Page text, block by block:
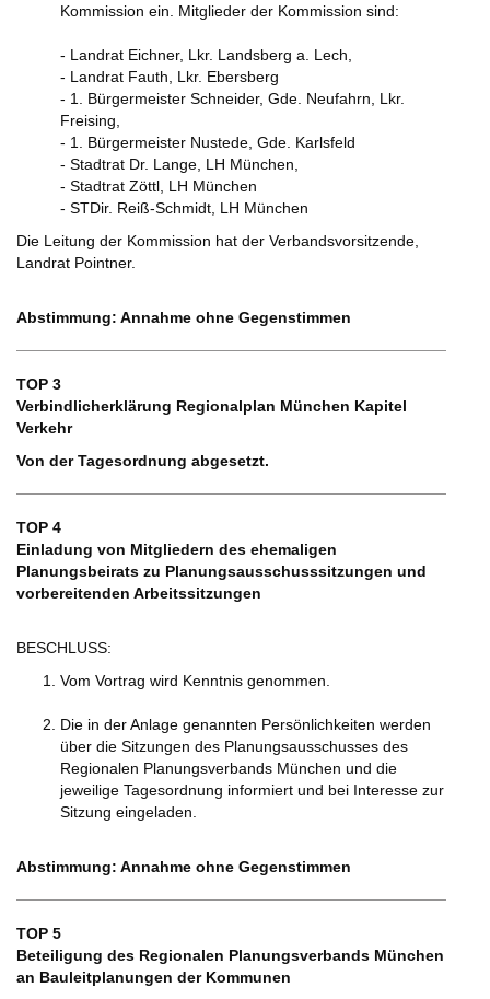
Kommission ein. Mitglieder der Kommission sind:
- Landrat Eichner, Lkr. Landsberg a. Lech,
- Landrat Fauth, Lkr. Ebersberg
- 1. Bürgermeister Schneider, Gde. Neufahrn, Lkr.
Freising,
- 1. Bürgermeister Nustede, Gde. Karlsfeld
- Stadtrat Dr. Lange, LH München,
- Stadtrat Zöttl, LH München
- STDir. Reiß-Schmidt, LH München
Die Leitung der Kommission hat der Verbandsvorsitzende,
Landrat Pointner.
Abstimmung: Annahme ohne Gegenstimmen
TOP 3
Verbindlicherklärung Regionalplan München Kapitel
Verkehr
Von der Tagesordnung abgesetzt.
TOP 4
Einladung von Mitgliedern des ehemaligen
Planungsbeirats zu Planungsausschusssitzungen und
vorbereitenden Arbeitssitzungen
BESCHLUSS:
Vom Vortrag wird Kenntnis genommen.
Die in der Anlage genannten Persönlichkeiten werden
über die Sitzungen des Planungsausschusses des
Regionalen Planungsverbands München und die
jeweilige Tagesordnung informiert und bei Interesse zur
Sitzung eingeladen.
Abstimmung: Annahme ohne Gegenstimmen
TOP 5
Beteiligung des Regionalen Planungsverbands München
an Bauleitplanungen der Kommunen